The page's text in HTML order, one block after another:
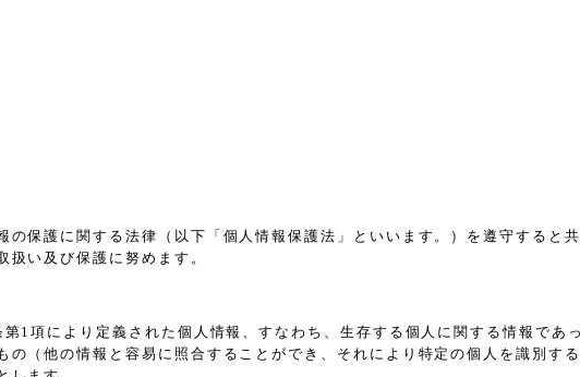
保護に関する法律（以下「個人情報保護法」といいます。）を遵守すると
い及び保護に努めます。
1項により定義された個人情報、すなわち、生存する個人に関する情報であ
（他の情報と容易に照合することができ、それにより特定の個人を識別す